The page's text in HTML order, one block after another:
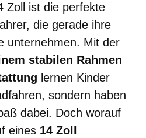
Zoll ist die perfekte
die gerade ihre
unternehmen. Mit der
stabilen Rahmen
lernen Kinder
sondern haben
dabei. Doch worauf
eines 14 Zoll